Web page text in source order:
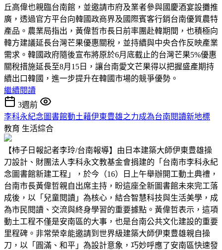
丘高偉也親臨台南館，並邀請市府及業者參與國慶酒宴設攤推
廣，透過官方平台向韓國政商界及國際賓客行銷台南優質農特
產品。農業局指出，黃偉哲市長日前率團赴韓期間，也積極向
韓方建議延長台灣芒果優惠關稅，並持續與中央合作反映產業
需求。韓國政府隨後宣布將原於6月底截止的台灣芒果5%優惠
關稅措施延長至8月15日，讓台南愛文芒果得以把握盛產期持
續出口韓國，進一步提升在韓國市場的競爭優勢。
繼續閱讀
3週前
李科永紀念圖書館動土藉伊東豊雄之力成為台南閱讀新地標
教育 生活綜合
【柿子日報記者李玲/台南報導】由日本建築大師伊東豊雄操
刀設計、財團法人李科永文教基金會捐建的「台南市李科永紀
念圖書館新建工程」，於今（16）日上午舉辦開工動土典禮，
台南市長黃偉哲親自出席主持，盼這座全新圖書館未來完工落
成後，以「兒童閱讀」為核心，結合智慧科技與生活美學，成
為市民閱讀、交流與終身學習的重要據點。黃偉哲表示，這項
動土工程不僅是安南區的大事，也是台南公共文化建設的重要
里程碑。非常榮幸能邀請到世界級建築大師伊東豊雄親自操
刀，以「圓滿、和平」為設計意象，巧妙呼應了安南區快速發